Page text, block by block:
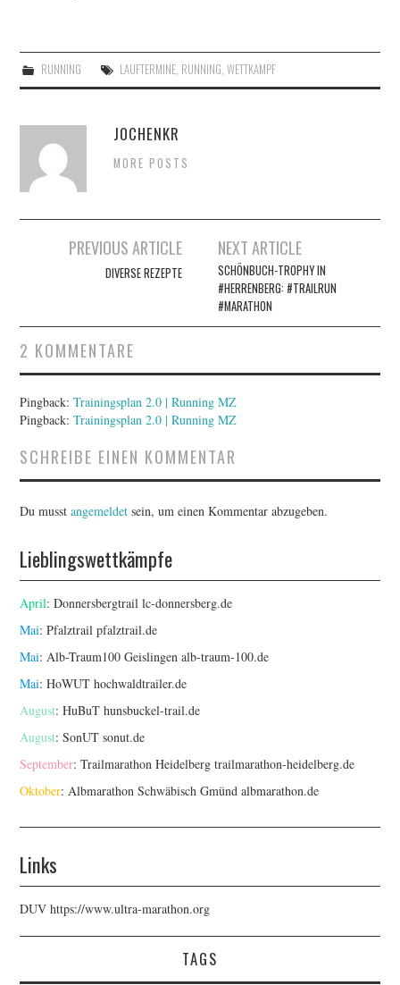
RUNNING LAUFTERMINE, RUNNING WETTKAMPF
JOCHENKR
MORE POSTS
Artikel-
Navigation
PREVIOUS ARTICLE
DIVERSE REZEPTE
NEXT ARTICLE
SCHÖNBUCH-TROPHY IN
#HERRENBERG: #TRAILRUN
#MARATHON
2 KOMMENTARE
Pingback:Trainingsplan 2.0 | Running MZ
Pingback:Trainingsplan 2.0 | Running MZ
SCHREIBE EINEN KOMMENTAR
Du musstangemeldet sein, um einen Kommentar abzugeben.
Lieblingswettkämpfe
April: Donnersbergtraillc-donnersberg.de
Mai: Pfalztrailpfalztrail.de
Mai: Alb-Traum100 Geislingenalb-traum-100.de
Mai: HoWUThochwaldtrailer.de
August: HuBuThunsbuckel-trail.de
August: SonUTsonut.de
September: Trailmarathon Heidelbergtrailmarathon-heidelberg.de
Oktober: Albmarathon Schwäbisch Gmündalbmarathon.de
Links
DUVhttps://www.ultra-marathon.org
TAGS